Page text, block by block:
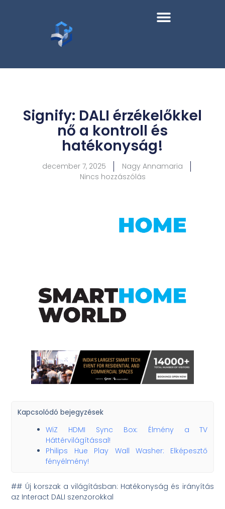
Signify: DALI érzékelőkkel
nő a kontroll és
hatékonyság!
december 7, 2025
Nagy Annamaria
Nincs hozzászólás
Kapcsolódó bejegyzések
WiZ HDMI Sync Box: Élmény a TV
Háttérvilágítással!
Philips Hue Play Wall Washer: Elképesztő
fényélmény!
## Új korszak a világításban: Hatékonyság és irányítás
az Interact DALI szenzorokkal